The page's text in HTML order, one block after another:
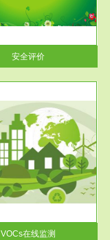
安全评价
VOCs在线监测